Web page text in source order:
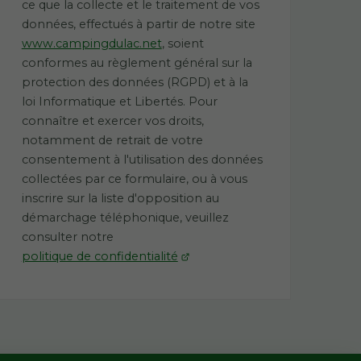
ce que la collecte et le traitement de vos
données, effectués à partir de notre site
www.campingdulac.net, soient
conformes au règlement général sur la
protection des données (RGPD) et à la
loi Informatique et Libertés. Pour
connaître et exercer vos droits,
notamment de retrait de votre
consentement à l'utilisation des données
collectées par ce formulaire, ou à vous
inscrire sur la liste d'opposition au
démarchage téléphonique, veuillez
consulter notre
politique de confidentialité